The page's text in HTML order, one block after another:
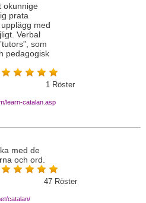
okunnige
prata
med
Verbal
som
pedagogisk
1 Röster
learn-catalan.asp
med de
och ord.
47 Röster
catalan/